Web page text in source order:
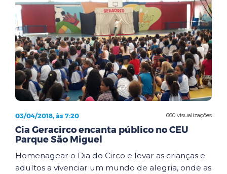
660 visualizações
03/04/2018, às 7:20
Cia Geracirco encanta público no CEU
Parque São Miguel
Homenagear o Dia do Circo e levar as crianças e
adultos a vivenciar um mundo de alegria, onde as